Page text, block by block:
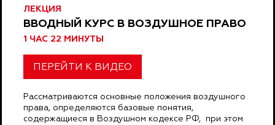
ЛЕКЦИЯ
ВВОДНЫЙ КУРС В ВОЗДУШНОЕ ПРАВО
1 ЧАС 22 МИНУТЫ
ПЕРЕЙТИ К ВИДЕО
Рассматриваются основные положения воздушного
права, определяются базовые понятия,
содержащиеся в Воздушном кодексе РФ, при этом